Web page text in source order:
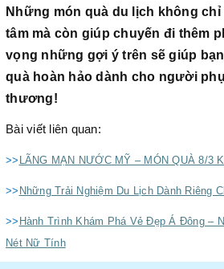
Những món quà du lịch không
tâm mà còn giúp chuyến đi thêm
vọng những gợi ý trên sẽ giúp
quà hoàn hảo dành cho người
thương!
Bài viết liên quan:
>> LÃNG MẠN NƯỚC MỸ – MÓN QUÀ 8/3
>> Những Trải Nghiệm Du Lịch Dành Riêng
>> Hành Trình Khám Phá Vẻ Đẹp Á Đông –
Nét Nữ Tính